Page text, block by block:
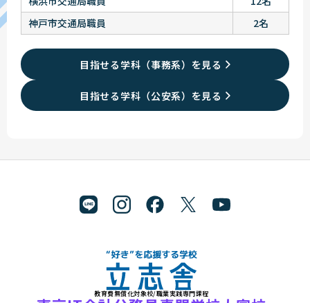
神戸市交通局職員
2名
目指せる学科（事務系）を見る
目指せる学科（公安系）を見る
"好き"を応援する学校 立志舎
教育費無償化対象校/職業実践専門課程